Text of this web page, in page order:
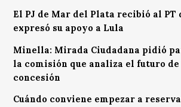
El PJ de Mar del Plata recibió al PT
expresó su apoyo a Lula
Minella: Mirada Ciudadana pidió
la comisión que analiza el futuro de
concesión
Cuándo conviene empezar a